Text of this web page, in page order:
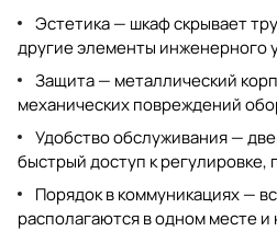
Эстетика — шкаф скрывает
другие элементы инженерного
Защита — металлический
механических повреждений
Удобство обслуживания —
быстрый доступ к регулировке,
Порядок в коммуникациях —
располагаются в одном месте